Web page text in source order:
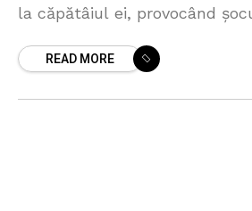
la căpătâiul ei, provocând
READ MORE